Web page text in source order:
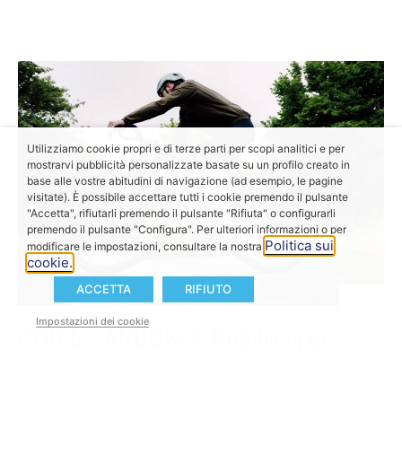
Utilizziamo cookie propri e di terze parti per scopi analitici e per
mostrarvi pubblicità personalizzate basate su un profilo creato in
base alle vostre abitudini di navigazione (ad esempio, le pagine
visitate). È possibile accettare tutti i cookie premendo il pulsante
"Accetta", rifiutarli premendo il pulsante "Rifiuta" o configurarli
premendo il pulsante "Configura". Per ulteriori informazioni o per
modificare le impostazioni, consultare la nostra Politica sui
cookie.
ACCETTA RIFIUTO
Impostazioni dei cookie